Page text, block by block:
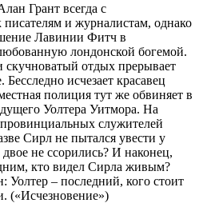
Грант всегда с
и журналистам, однако
Лавинии Фитч в
лондонской богемой.
отдых прерывает
исчезает красавец
полиция тут же обвиняет в
Уолтера Уитмора. На
служителей
Сирл не пытался увести у
не ссорились? И наконец,
кто видел Сирла живым?
– последний, кого стоит
(«Исчезновение»)